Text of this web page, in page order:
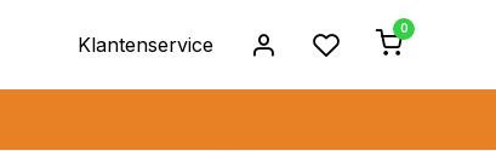
Klantenservice
0